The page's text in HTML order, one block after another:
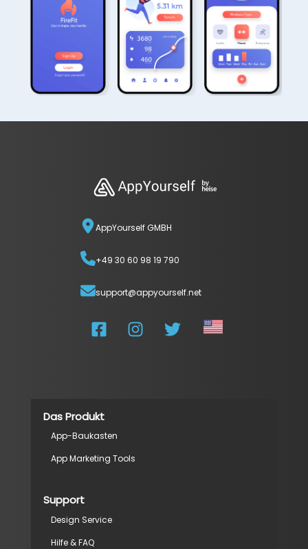
AppYourself GMBH
+49 30 60 98 19 790
support@appyourself.net
Das Produkt
App-Baukasten
App Marketing Tools
Support
Design Service
Hilfe & FAQ